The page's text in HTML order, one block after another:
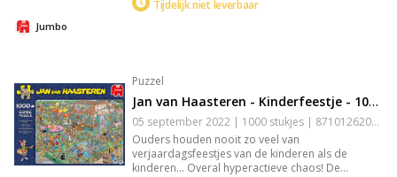
verwerkt in een puzzel. Jan van Haasteren puzzels
kenmerken van Jan van Haasteren en zoeken in
elke puzzel direct naar de haaienvin, Sinterklaas,
de handjes, het kunstgebit en Jan’s zelfportret.
Tijdelijk niet leverbaar
Jumbo
Puzzel
Jan van Haasteren - Kinderfeestje - 1000 Stukjes
05 september 2022 | 1000 stukjes | 8710126200353
Ouders houden nooit zo veel van
verjaardagsfeestjes van de kinderen als de
kinderen... Overal hyperactieve chaos! De